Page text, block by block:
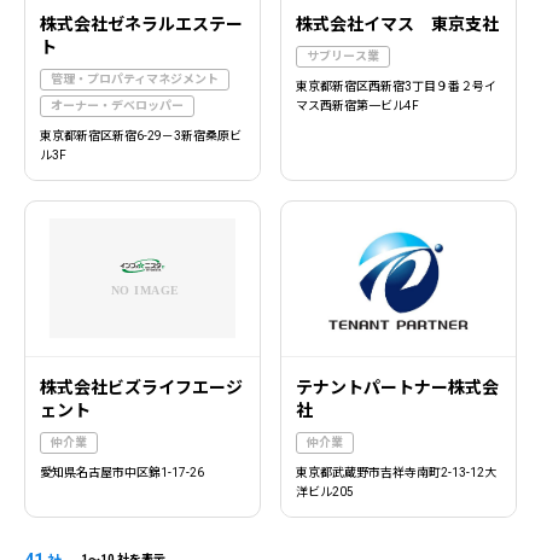
株式会社ゼネラルエステー
ト
管理・プロパティマネジメント
オーナー・デベロッパー
東京都新宿区新宿6-29－3新宿桑原ビ
ル3F
株式会社イマス 東京支社
サブリース業
東京都新宿区西新宿3丁目９番２号イ
マス西新宿第一ビル4F
株式会社ビズライフエージ
ェント
仲介業
愛知県名古屋市中区錦1-17-26
テナントパートナー株式会
社
仲介業
東京都武蔵野市吉祥寺南町2-13-12大
洋ビル205